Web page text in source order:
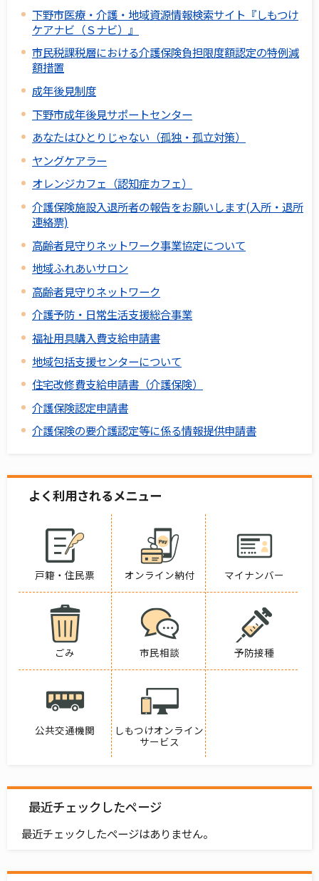
下野市医療・介護・地域資源情報検索サイト『しもつけ
ケアナビ（Ｓナビ）』
市民税課税層における介護保険負担限度額認定の特例減
額措置
成年後見制度
下野市成年後見サポートセンター
あなたはひとりじゃない（孤独・孤立対策）
ヤングケアラー
オレンジカフェ（認知症カフェ）
介護保険施設入退所者の報告をお願いします(入所・退所
連絡票)
高齢者見守りネットワーク事業協定について
地域ふれあいサロン
高齢者見守りネットワーク
介護予防・日常生活支援総合事業
福祉用具購入費支給申請書
地域包括支援センターについて
住宅改修費支給申請書（介護保険）
介護保険認定申請書
介護保険の要介護認定等に係る情報提供申請書
よく利用されるメニュー
戸籍・住民票 オンライン納付 マイナンバー
ごみ 市民相談 予防接種
公共交通機関
しもつけオンライン
サービス
最近チェックしたページ
最近チェックしたページはありません。